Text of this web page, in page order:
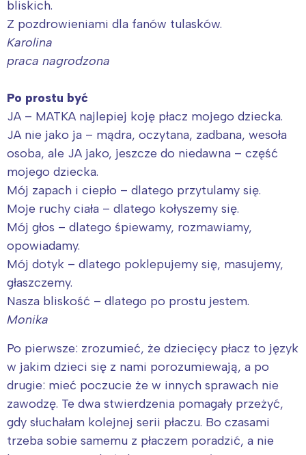
bliskich.
Z pozdrowieniami dla fanów tulasków.
Karolina
praca nagrodzona
Po prostu być
JA – MATKA najlepiej koję płacz mojego dziecka.
JA nie jako ja – mądra, oczytana, zadbana, wesoła
osoba, ale JA jako, jeszcze do niedawna – część
mojego dziecka.
Mój zapach i ciepło – dlatego przytulamy się.
Moje ruchy ciała – dlatego kołyszemy się.
Mój głos – dlatego śpiewamy, rozmawiamy,
opowiadamy.
Mój dotyk – dlatego poklepujemy się, masujemy,
głaszczemy.
Nasza bliskość – dlatego po prostu jestem.
Monika
Po pierwsze: zrozumieć, że dziecięcy płacz to język
w jakim dzieci się z nami porozumiewają, a po
drugie: mieć poczucie że w innych sprawach nie
zawodzę. Te dwa stwierdzenia pomagały przeżyć,
gdy słuchałam kolejnej serii płaczu. Bo czasami
trzeba sobie samemu z płaczem poradzić, a nie